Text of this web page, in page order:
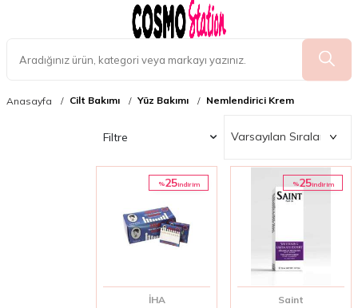
Anasayfa Cilt Bakımı Yüz Bakımı Nemlendirici Krem
Filtre
%25i̇ndirim
İHA
%25i̇ndirim
Saint